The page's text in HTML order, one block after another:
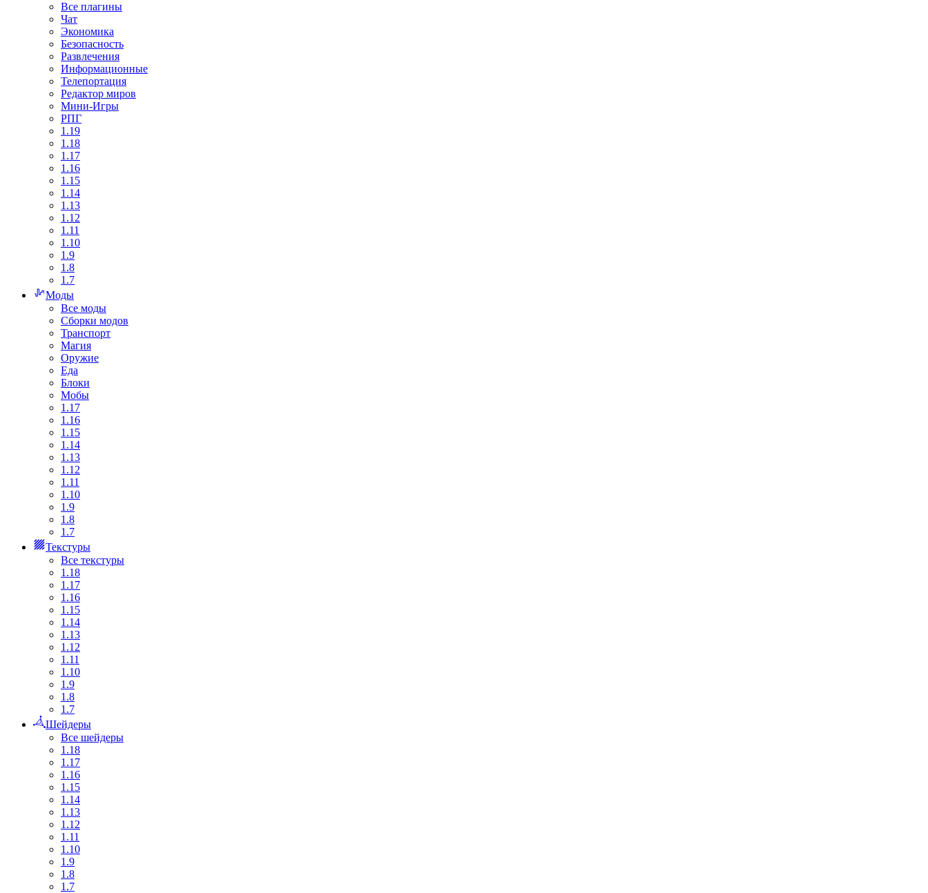
Все плагины
Чат
Экономика
Безопасность
Развлечения
Информационные
Телепортация
Редактор миров
Мини-Игры
РПГ
1.19
1.18
1.17
1.16
1.15
1.14
1.13
1.12
1.11
1.10
1.9
1.8
1.7
Моды
Все моды
Сборки модов
Транспорт
Магия
Оружие
Еда
Блоки
Мобы
1.17
1.16
1.15
1.14
1.13
1.12
1.11
1.10
1.9
1.8
1.7
Текстуры
Все текстуры
1.18
1.17
1.16
1.15
1.14
1.13
1.12
1.11
1.10
1.9
1.8
1.7
Шейдеры
Все шейдеры
1.18
1.17
1.16
1.15
1.14
1.13
1.12
1.11
1.10
1.9
1.8
1.7